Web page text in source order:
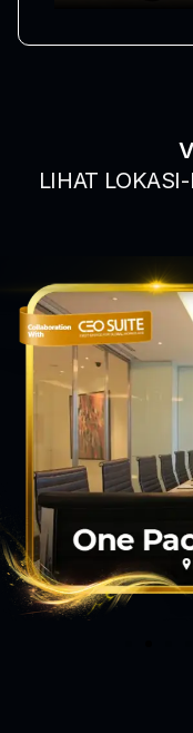
LIHAT